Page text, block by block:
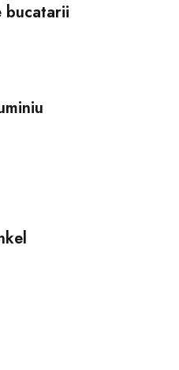
bucatarii